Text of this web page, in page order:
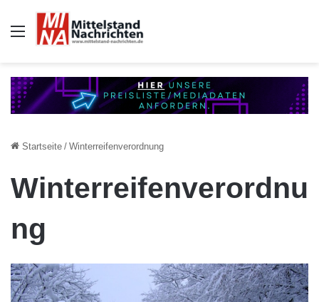
Auswahl
Startseite / Winterreifenverordnung
Winterreifenverordnu
ng